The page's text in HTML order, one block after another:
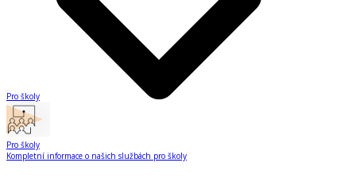
Pro školy
Pro školy
Kompletní informace o našich službách pro školy